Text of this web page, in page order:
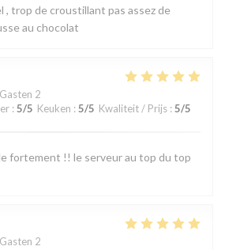
, trop de croustillant pas assez de
au chocolat
2
: 5/5 Keuken : 5/5 Kwaliteit / Prijs : 5/5
fortement !! le serveur au top du top
2